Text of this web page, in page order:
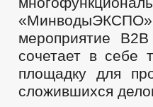
мероприятие
сочетает в себе
площадку для
сложившихся